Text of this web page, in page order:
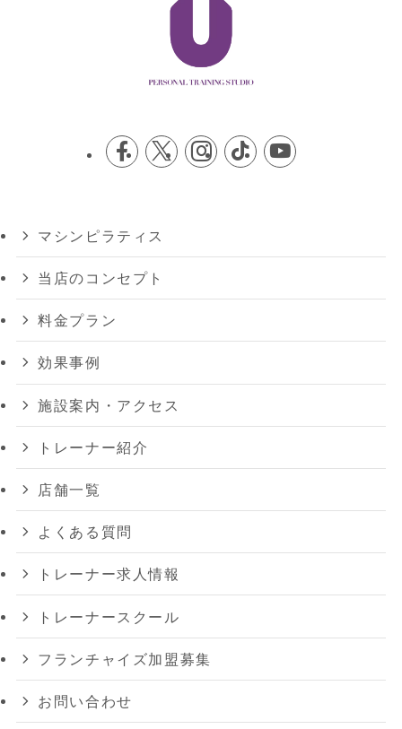
マシンピラティス
当店のコンセプト
料金プラン
効果事例
施設案内・アクセス
トレーナー紹介
店舗一覧
よくある質問
トレーナー求人情報
トレーナースクール
フランチャイズ加盟募集
お問い合わせ